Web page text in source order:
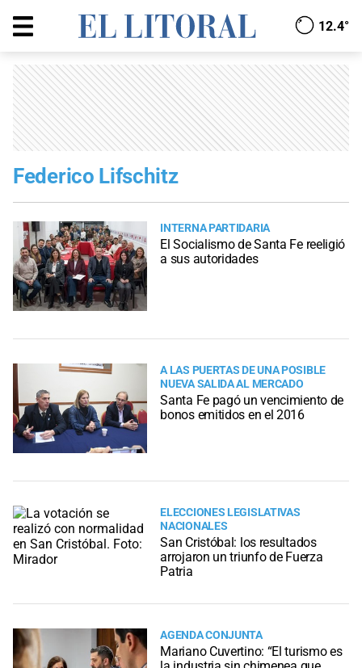
12.4°
Federico Lifschitz
INTERNA PARTIDARIA
El Socialismo de Santa Fe reeligió
a sus autoridades
A LAS PUERTAS DE UNA POSIBLE
NUEVA SALIDA AL MERCADO
Santa Fe pagó un vencimiento de
bonos emitidos en el 2016
ELECCIONES LEGISLATIVAS
NACIONALES
San Cristóbal: los resultados
arrojaron un triunfo de Fuerza
Patria
AGENDA CONJUNTA
Mariano Cuvertino: “El turismo es